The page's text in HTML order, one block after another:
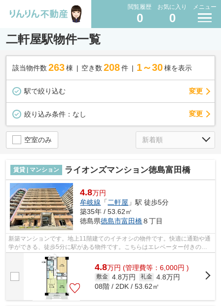
閲覧履歴
0
お気に入り
0
メニュー
二軒屋駅物件一覧
該当物件数 263棟 空き数 208 件 1～30 棟を表示
駅で絞り込む 変更
絞り込み条件： なし 変更
空室のみ
賃貸 | マンション ライオンズマンション徳島富田橋
4.8万円
牟岐線 「二軒屋 」駅 徒歩5分
築35年 / 53.62㎡
徳島県徳島市富田橋８丁目
新築マンションです。地上11階建てのイチオシの物件です。快適に通勤や通
学ができる、徒歩5分に駅がある物件です。こちらはエレベーター付きの物
件です。新生活へ心弾ませるアナタ。お...
4.8万円 (管理費等：6,000円 )
敷金 4.8万円 礼金 4.8万円
08階 / 2DK / 53.62㎡